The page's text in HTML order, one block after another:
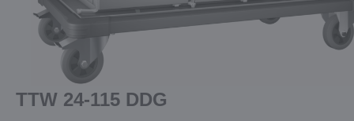
TTW 24-115 DDG